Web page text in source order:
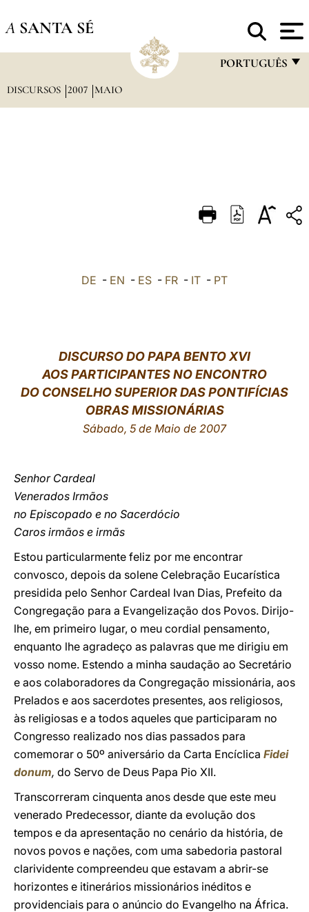
A SANTA SÉ
PORTUGUÊS
DEUTSCH
العربيّة
DISCURSOS 2007 MAIO
DE - EN - ES - FR - IT - PT
DISCURSO DO PAPA BENTO XVI
AOS PARTICIPANTES NO ENCONTRO
DO CONSELHO SUPERIOR DAS PONTIFÍCIAS
OBRAS MISSIONÁRIAS
Sábado, 5 de Maio de 2007
Senhor Cardeal
Venerados Irmãos
no Episcopado e no Sacerdócio
Caros irmãos e irmãs
Estou particularmente feliz por me encontrar
convosco, depois da solene Celebração Eucarística
presidida pelo Senhor Cardeal Ivan Dias, Prefeito da
Congregação para a Evangelização dos Povos. Dirijo-
lhe, em primeiro lugar, o meu cordial pensamento,
enquanto lhe agradeço as palavras que me dirigiu em
vosso nome. Estendo a minha saudação ao Secretário
e aos colaboradores da Congregação missionária, aos
Prelados e aos sacerdotes presentes, aos religiosos,
às religiosas e a todos aqueles que participaram no
Congresso realizado nos dias passados para
comemorar o 50º aniversário da Carta Encíclica Fidei
donum, do Servo de Deus Papa Pio XII.
Transcorreram cinquenta anos desde que este meu
venerado Predecessor, diante da evolução dos
tempos e da apresentação no cenário da história, de
novos povos e nações, com uma sabedoria pastoral
clarividente compreendeu que estavam a abrir-se
horizontes e itinerários missionários inéditos e
providenciais para o anúncio do Evangelho na África.